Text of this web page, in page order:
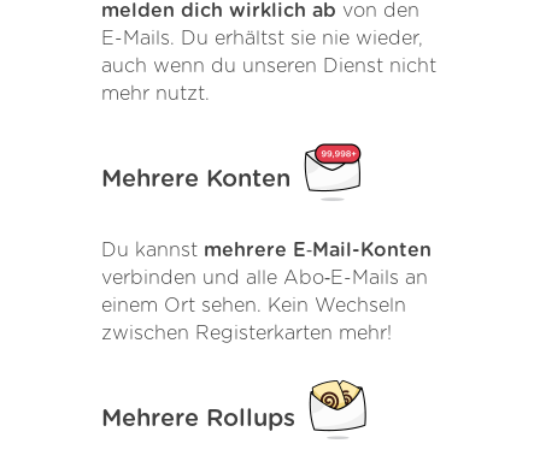
melden dich wirklich ab von den
E-Mails. Du erhältst sie nie wieder,
auch wenn du unseren Dienst nicht
mehr nutzt.
Mehrere Konten
Du kannst mehrere E‑Mail-Konten
verbinden und alle Abo‑E-Mails an
einem Ort sehen. Kein Wechseln
zwischen Registerkarten mehr!
Mehrere Rollups